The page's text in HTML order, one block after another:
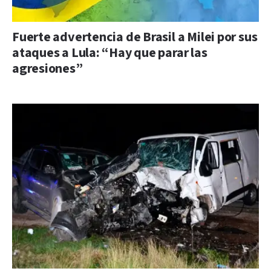
Fuerte advertencia de Brasil a Milei por sus
ataques a Lula: “Hay que parar las
agresiones”